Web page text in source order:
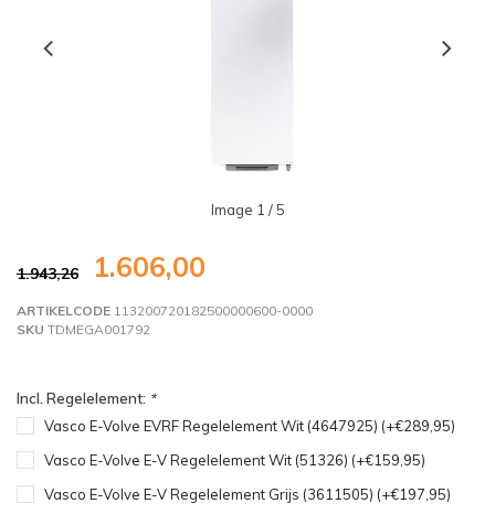
Image 1 / 5
1.943,26 1.606,00
ARTIKELCODE 113200720182500000600-0000
SKU TDMEGA001792
Incl. Regelelement: *
Vasco E-Volve EVRF Regelelement Wit (4647925) (+€289,95)
Vasco E-Volve E-V Regelelement Wit (51326) (+€159,95)
Vasco E-Volve E-V Regelelement Grijs (3611505) (+€197,95)